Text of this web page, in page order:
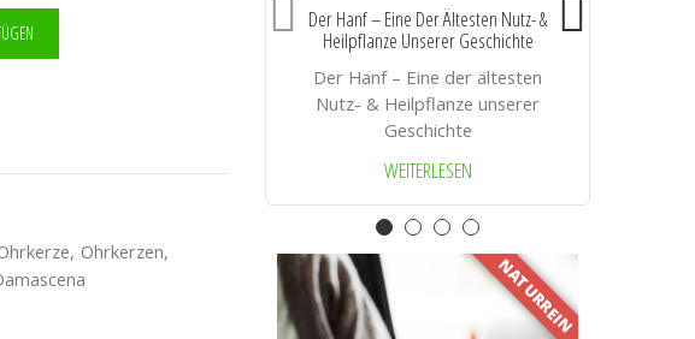
Ohrkerzen
Der Hanf – Eine Der Ältesten Nutz- &
Heilpflanze Unserer Geschichte
Der Hanf – Eine der ältesten
Nutz- & Heilpflanze unserer
Geschichte
WEITERLESEN
NATURREIN